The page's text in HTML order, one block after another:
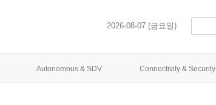
2026-08-07 (금요일)
Autonomous & SDV Connectivity & Security